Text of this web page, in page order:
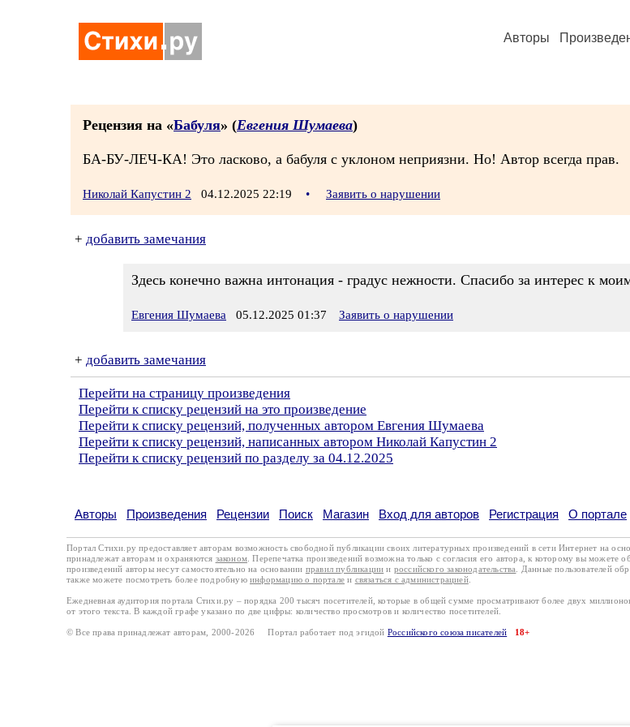
Авторы
Рецензия на «Бабуля» (Евгения Шумаева)
БА-БУ-ЛЕЧ-КА! Это ласково, а бабуля с уклоном неприязни. Но! Автор всегда прав.
Николай Капустин 2 04.12.2025 22:19 • Заявить о нарушении
+ добавить замечания
Здесь конечно важна интонация - градус нежности. Спасибо за интерес к
Евгения Шумаева 05.12.2025 01:37 Заявить о нарушении
+ добавить замечания
Перейти на страницу произведения
Перейти к списку рецензий на это произведение
Перейти к списку рецензий, полученных автором Евгения Шумаева
Перейти к списку рецензий, написанных автором Николай Капустин 2
Перейти к списку рецензий по разделу за 04.12.2025
Авторы Произведения Рецензии Поиск Магазин Вход для авторов Регистрация О портале
Портал Стихи.ру предоставляет авторам возможность свободной публикации своих литературных произведений в сети Интернет на
принадлежат авторам и охраняются законом . Перепечатка произведений возможна только с согласия его автора, к которому вы можете
произведений авторы несут самостоятельно на основании правил публикации и российского законодательства . Данные пользователей
также можете посмотреть более подробную информацию о портале и связаться с администрацией.
Ежедневная аудитория портала Стихи.ру – порядка 200 тысяч посетителей, которые в общей сумме просматривают более двух
от этого текста. В каждой графе указано по две цифры: количество просмотров и количество посетителей.
© Все права принадлежат авторам, 2000-2026 Портал работает под эгидой Российского союза писателей 18+